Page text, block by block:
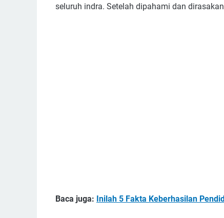
seluruh indra. Setelah dipahami dan
Baca juga: Inilah 5 Fakta Keberhasilan